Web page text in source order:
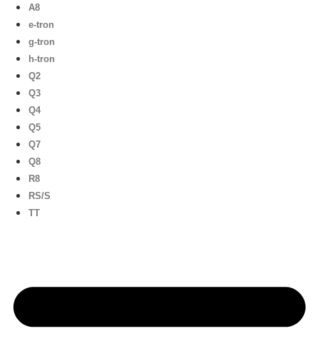
A8
e-tron
g-tron
h-tron
Q2
Q3
Q4
Q5
Q7
Q8
R8
RS/S
TT